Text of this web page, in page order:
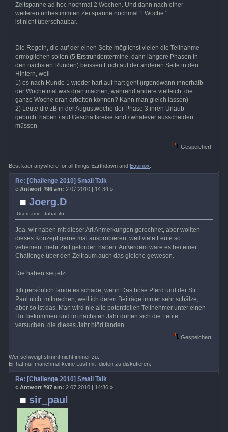
Zeitspanne ad hoc nochmal 2 Wochen. Und dann nach einer
weiteren unbestimmten Zeitspanne nochmal 1 Woche."
ist nicht überschaubar.
Die Regeln, die auf der einen Seite möglichst vielen die Teilnahme
ermöglichen sollen (5 Erstrundentermine, dann längere Phasen in
den nächsten Runden) beissen Euch auf der anderen Seite in den
Hintern, weil
1) es nach Runde 1 wieder hart auf hart geht (irgendwann innerhalb
der Woche mal was dran machen, während andere vielleicht die
ganze Woche dran arbeiten können? Kann man gleich lassen)
2) Leute die zB in der Augustwoche der Phase 3 ihren Urlaub
gebucht haben / auf Geschäftsreise sind / whatever ausscheiden
müssen
Gespeichert
Best kaer anywhere for all things Earthdawn and Equinox
Joerg.D
Username: Juhanito
Re: [Challenge 2010] Small Talk
« Antwort #96 am: 2.07.2010 | 14:34 »
Joa, wir haben mit dieser Art Anmerkungen gerechnet, aber wollten
dieses Konzept gerne mal ausprobieren, weil viele Leute so
vehement mehr Zeit gefordert haben. Außerdem wäre es bei einer
Challenge über den Zeitraum auch das gleiche gewesen.
Die haben sie jetzt.
Ich persönlich fände es schade, wenn Das böse Pferd und der Sir
Paul nicht mitmachen, weil ich deren Beiträge immer sehr schätze,
aber so ist das. Man wird nie alle potentiellen Teilnehmer unter einen
Hut bekommen und im nächsten Jahr dürfen sich die Leute
versuchen, die dieses Jahr blöd fanden.
Gespeichert
Wer schweigt stimmt nicht immer zu.
Er hat nur manchmal keine Lust mit Idioten zu diskutieren.
sir_paul
Re: [Challenge 2010] Small Talk
« Antwort #97 am: 2.07.2010 | 14:36 »